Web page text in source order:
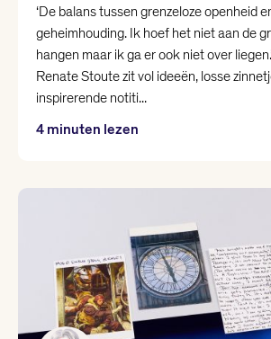
‘De balans tussen grenzeloze openheid
geheimhouding. Ik hoef het niet aan de
hangen maar ik ga er ook niet over
Renate Stoute zit vol ideeën, losse
inspirerende notiti...
4 minuten lezen